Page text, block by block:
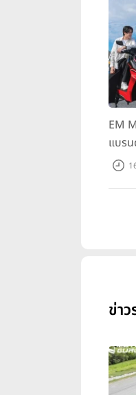
EM
แบรน
ราค
ข่า